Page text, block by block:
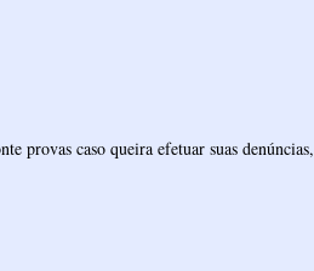
provas caso queira efetuar suas denúncias,